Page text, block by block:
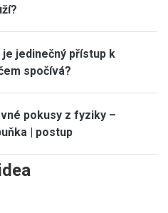
jedinečný přístup k
spočívá?
pokusy z fyziky –
| postup